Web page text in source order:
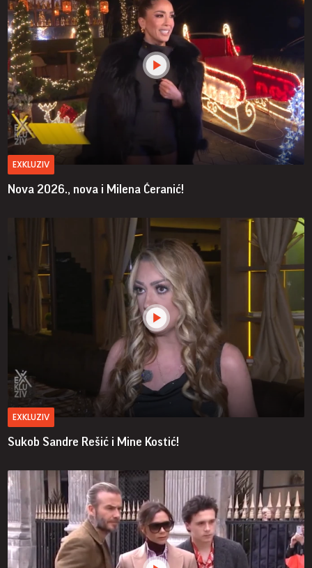
EXKLUZIV
Nova 2026., nova i Milena Ćeranić!
EXKLUZIV
Sukob Sandre Rešić i Mine Kostić!